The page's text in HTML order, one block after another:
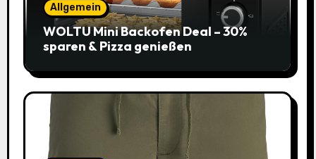
Allgemein
WOLTU Mini Backofen Deal – 30%
sparen & Pizza genießen